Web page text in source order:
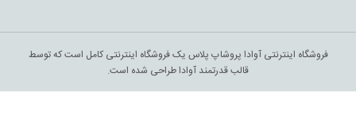
فروشگاه اینترنتی آوادا پروشاپ پلاس یک فروشگاه اینترنتی کامل است که توسط
قالب قدرتمند آوادا طراحی شده است.